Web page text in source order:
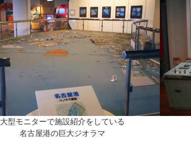
大型モニターで施設紹介をしている
名古屋港の巨大ジオラマ